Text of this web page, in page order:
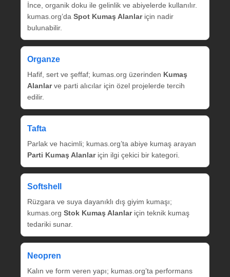
İnce, organik doku ile gelinlik ve abiyelerde kullanılır.
kumas.org’da Spot Kumaş Alanlariçin nadir
bulunabilir.
Organze
Hafif, sert ve şeffaf; kumas.org üzerinden Kumaş
Alanlarve parti alıcılar için özel projelerde tercih
edilir.
Tafta
Parlak ve hacimli; kumas.org’ta abiye kumaş arayan
Parti Kumaş Alanlariçin ilgi çekici bir kategori.
Softshell
Rüzgara ve suya dayanıklı dış giyim kumaşı;
kumas.org Stok Kumaş Alanlariçin teknik kumaş
tedariki sunar.
Neopren
Kalın ve form veren yapı; kumas.org’ta performans